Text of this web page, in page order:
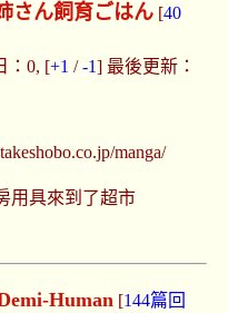
さん飼育ごはん[40
：0, [+1 /-1] 最後更新：
manga/
用具來到了超市
Human [144篇回